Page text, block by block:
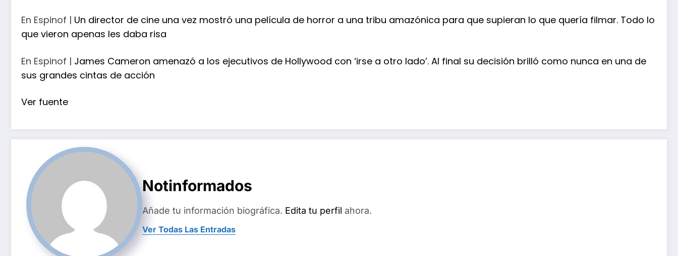
En Espinof | Un director de cine una vez mostró una película de horror a una tribu amazónica para que supieran lo que quería filmar. Todo lo
que vieron apenas les daba risa
En Espinof | James Cameron amenazó a los ejecutivos de Hollywood con ‘irse a otro lado’. Al final su decisión brilló como nunca en una de
sus grandes cintas de acción
Ver fuente
Notinformados
Añade tu información biográfica. Edita tu perfil ahora.
Ver Todas Las Entradas